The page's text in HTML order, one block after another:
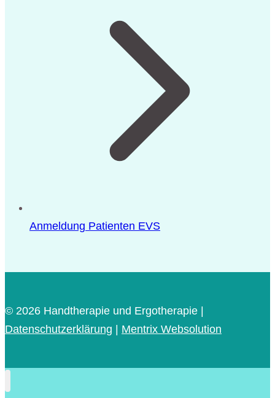
Anmeldung Patienten EVS
© 2026 Handtherapie und Ergotherapie |
Datenschutzerklärung | Mentrix Websolution